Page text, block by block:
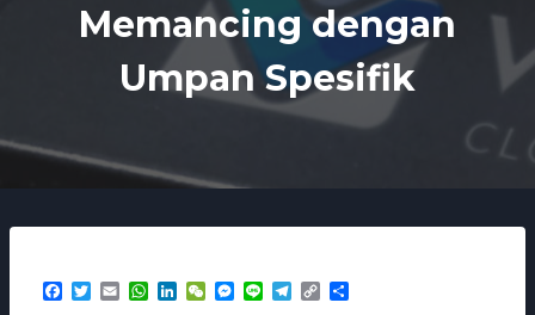
Memancing dengan
Umpan Spesifik
T E W L W M L T C